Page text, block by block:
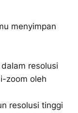
menyimpan
resolusi
zoom oleh
resolusi tinggi